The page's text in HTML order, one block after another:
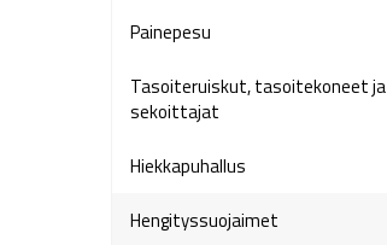
Painepesu
Tasoiteruiskut, tasoitekoneet ja
sekoittajat
Hiekkapuhallus
Hengityssuojaimet